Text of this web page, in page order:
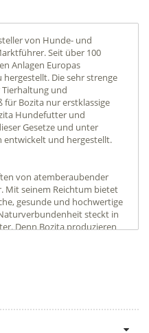
von Hunde- und
Seit über 100
Anlagen Europas
Die sehr strenge
Tierhaltung und
Bozita nur erstklassige
Hundefutter und
Gesetze und unter
entwickelt und hergestellt.
von atemberaubender
Mit seinem Reichtum bietet
gesunde und hochwertige
steckt in
Denn Bozita produzieren
deutlich weniger
Aromastoffe und
Bozita als Hersteller ab,
Produkte bewahrt werden